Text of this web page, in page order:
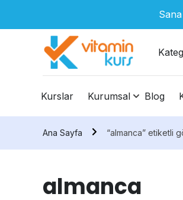
Kurslar Kurumsal Blog
Ana Sayfa “almanca” etiketli
almanca